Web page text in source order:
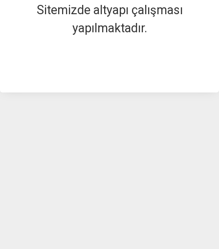
Sitemizde altyapı çalışması
yapılmaktadır.